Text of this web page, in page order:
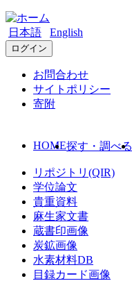
日本語 English
ログイン
お問合わせ
サイトポリシー
寄附
HOME探す・調べる
リポジトリ(QIR)
学位論文
貴重資料
麻生家文書
蔵書印画像
炭鉱画像
水素材料DB
目録カード画像